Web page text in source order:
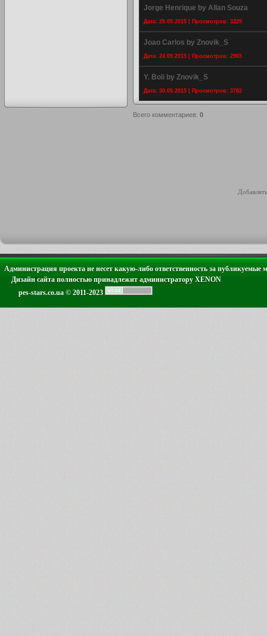
Jorge Henrique by Allan Souza
Дата: 29.05.2015 | Просмотров: 3329
Joao Carlos by Znovik_S
Дата: 24.05.2015 | Просмотров: 2965
Y. Boli by Znovik_S
Дата: 30.05.2015 | Просмотров: 3782
Всего комментариев: 0
Администрация проекта не несет какую-либо ответственность за публикуемые
Дизайн сайта полностью принадлежит администратору XENON
pes-stars.co.ua © 2011-2023